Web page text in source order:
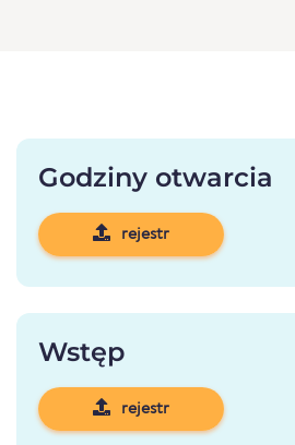
Godziny otwarcia
rejestr
Wstęp
rejestr